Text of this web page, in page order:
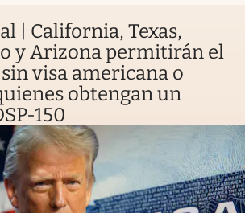
| California, Texas,
y Arizona permitirán el
visa americana o
obtengan un
150